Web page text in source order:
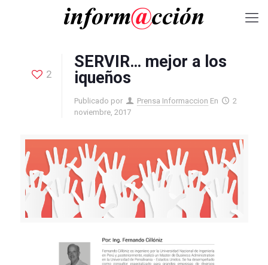
2
SERVIR… mejor a los
iqueños
Publicado por Prensa Informaccion En
2
noviembre, 2017